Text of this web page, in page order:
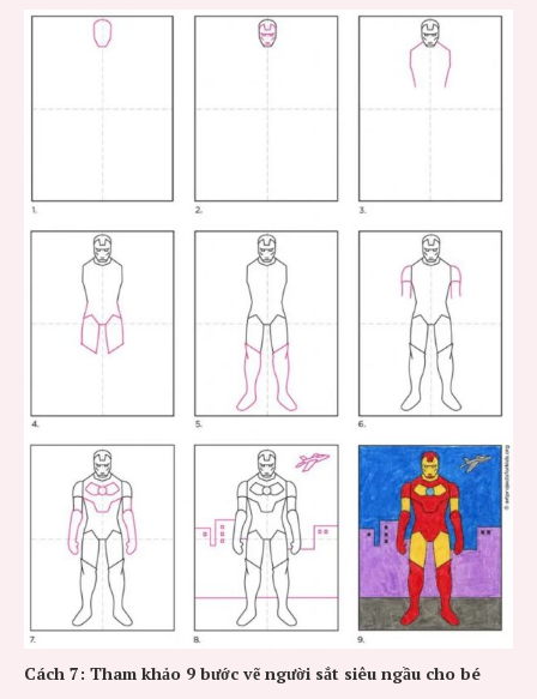
Cách 7: Tham khảo 9 bước vẽ người sắt siêu ngầu cho bé